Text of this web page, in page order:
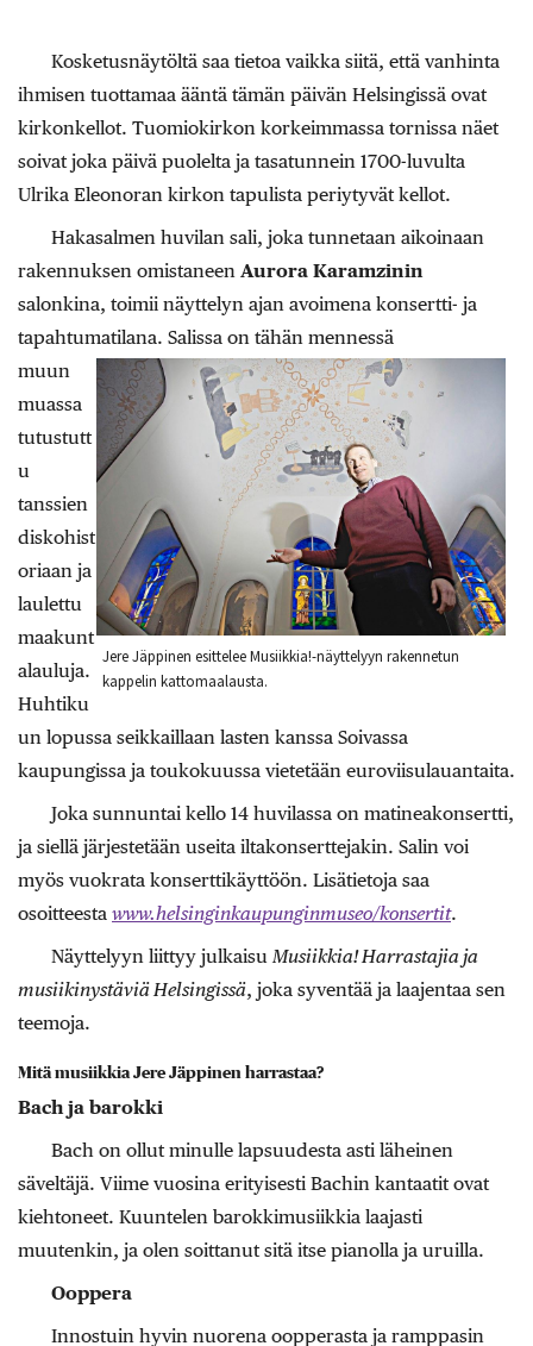
Kosketusnäytöltä saa tietoa vaikka siitä, että vanhinta
ihmisen tuottamaa ääntä tämän päivän Helsingissä ovat
kirkonkellot. Tuomiokirkon korkeimmassa tornissa näet
soivat joka päivä puolelta ja tasatunnein 1700-luvulta
Ulrika Eleonoran kirkon tapulista periytyvät kellot.
Hakasalmen huvilan sali, joka tunnetaan aikoinaan
rakennuksen omistaneen Aurora Karamzinin
salonkina, toimii näyttelyn ajan avoimena konsertti- ja
tapahtumatilana. Salissa on tähän mennessä
Jere Jäppinen esittelee Musiikkia!-näyttelyyn rakennetun
kappelin kattomaalausta.
muun
muassa
tutustutt
u
tanssien
diskohist
oriaan ja
laulettu
maakunt
alauluja.
Huhtiku
un lopussa seikkaillaan lasten kanssa Soivassa
kaupungissa ja toukokuussa vietetään euroviisulauantaita.
Joka sunnuntai kello 14 huvilassa on matineakonsertti,
ja siellä järjestetään useita iltakonserttejakin. Salin voi
myös vuokrata konserttikäyttöön. Lisätietoja saa
osoitteesta www.helsinginkaupunginmuseo/konsertit.
Näyttelyyn liittyy julkaisu Musiikkia! Harrastajia ja
musiikinystäviä Helsingissä, joka syventää ja laajentaa sen
teemoja.
Mitä musiikkia Jere Jäppinen harrastaa?
Bach ja barokki
Bach on ollut minulle lapsuudesta asti läheinen
säveltäjä. Viime vuosina erityisesti Bachin kantaatit ovat
kiehtoneet. Kuuntelen barokkimusiikkia laajasti
muutenkin, ja olen soittanut sitä itse pianolla ja uruilla.
Ooppera
Innostuin hyvin nuorena oopperasta ja ramppasin